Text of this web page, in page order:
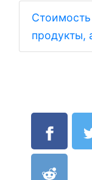
продукты,